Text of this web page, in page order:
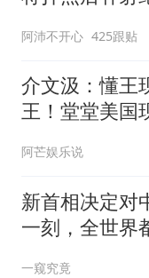
阿沛不开心 425跟贴
介文汲：懂王
王！堂堂美国
阿芒娱乐说
新首相决定对
一刻，全世界
一窥究竟